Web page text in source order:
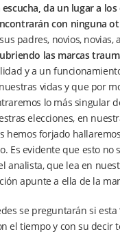
escucha, da un lugar a
con ninguna
padres, novios, novias,
las marcas
y a un
vidas y que por
lo más singular
elecciones, en
hemos forjado
Es evidente que esto no
analista, que lea en
apunte a ella de la
se preguntarán si esta
el tiempo y con su decir